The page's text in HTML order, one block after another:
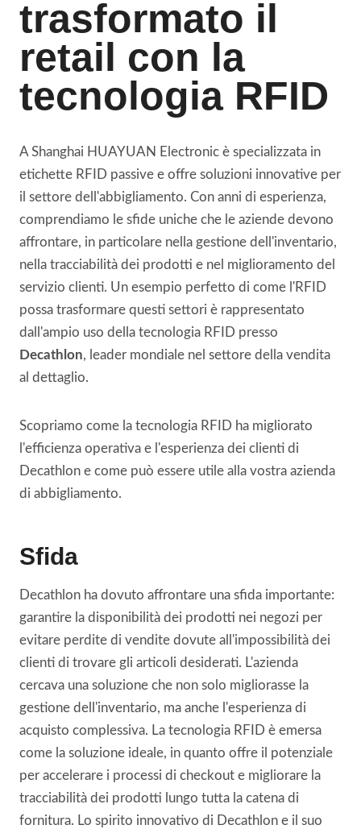
trasformato il
retail con la
tecnologia RFID
A Shanghai HUAYUAN Electronic è specializzata in
etichette RFID passive e offre soluzioni innovative per
il settore dell'abbigliamento. Con anni di esperienza,
comprendiamo le sfide uniche che le aziende devono
affrontare, in particolare nella gestione dell'inventario,
nella tracciabilità dei prodotti e nel miglioramento del
servizio clienti. Un esempio perfetto di come l'RFID
possa trasformare questi settori è rappresentato
dall'ampio uso della tecnologia RFID presso
Decathlon, leader mondiale nel settore della vendita
al dettaglio.
Scopriamo come la tecnologia RFID ha migliorato
l'efficienza operativa e l'esperienza dei clienti di
Decathlon e come può essere utile alla vostra azienda
di abbigliamento.
Sfida
Decathlon ha dovuto affrontare una sfida importante:
garantire la disponibilità dei prodotti nei negozi per
evitare perdite di vendite dovute all'impossibilità dei
clienti di trovare gli articoli desiderati. L'azienda
cercava una soluzione che non solo migliorasse la
gestione dell'inventario, ma anche l'esperienza di
acquisto complessiva. La tecnologia RFID è emersa
come la soluzione ideale, in quanto offre il potenziale
per accelerare i processi di checkout e migliorare la
tracciabilità dei prodotti lungo tutta la catena di
fornitura. Lo spirito innovativo di Decathlon e il suo